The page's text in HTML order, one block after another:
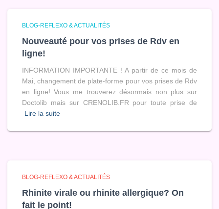
BLOG-REFLEXO & ACTUALITÉS
Nouveauté pour vos prises de Rdv en
ligne!
INFORMATION IMPORTANTE ! A partir de ce mois de
Mai, changement de plate-forme pour vos prises de Rdv
en ligne! Vous me trouverez désormais non plus sur
Doctolib mais sur CRENOLIB.FR pour toute prise de
Lire la suite
BLOG-REFLEXO & ACTUALITÉS
Rhinite virale ou rhinite allergique? On
fait le point!